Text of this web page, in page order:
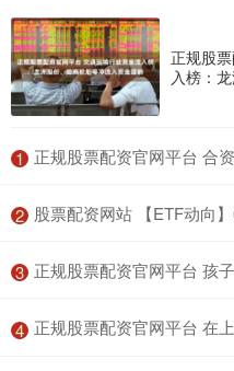
正规股
入榜：
1 正规股票配资官网平台 合资品牌首款星元
2 股票配资网站 【ETF动向】6月17日华夏中证
3 正规股票配资官网平台 孩子的心
4 正规股票配资官网平台 在上海